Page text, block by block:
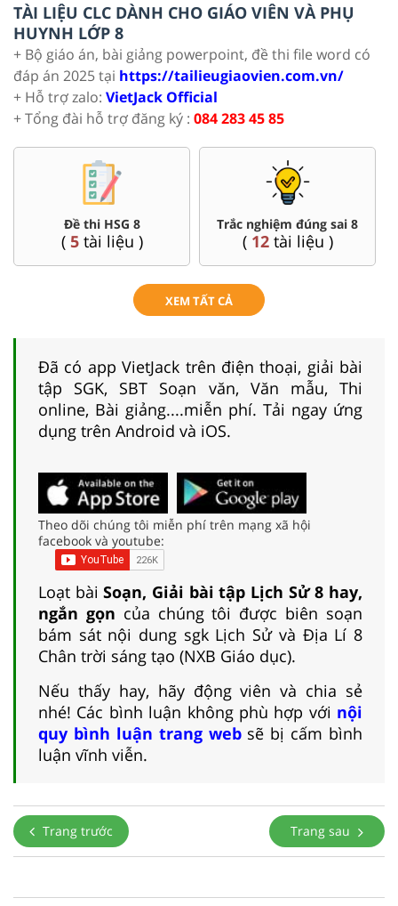
TÀI LIỆU CLC DÀNH CHO GIÁO VIÊN VÀ PHỤ
HUYNH LỚP 8
+ Bộ giáo án, bài giảng powerpoint, đề thi file word có
đáp án 2025 tại https://tailieugiaovien.com.vn/
+ Hỗ trợ zalo: VietJack Official
+ Tổng đài hỗ trợ đăng ký : 084 283 45 85
Đề thi HSG 8
( 5tài liệu )
Trắc nghiệm đúng sai 8
( 12tài liệu )
XEM TẤT CẢ
Đã có app VietJack trên điện thoại, giải bài
tập SGK, SBT Soạn văn, Văn mẫu, Thi
online, Bài giảng....miễn phí. Tải ngay ứng
dụng trên Android và iOS.
Theo dõi chúng tôi miễn phí trên mạng xã hội
facebook và youtube:
Loạt bàiSoạn, Giải bài tập Lịch Sử 8 hay,
ngắn gọn của chúng tôi được biên soạn
bám sát nội dung sgk Lịch Sử và Địa Lí 8
Chân trời sáng tạo (NXB Giáo dục).
Nếu thấy hay, hãy động viên và chia sẻ
nhé! Các bình luận không phù hợp với nội
quy bình luận trang websẽ bị cấm bình
luận vĩnh viễn.
Trang trước Trang sau